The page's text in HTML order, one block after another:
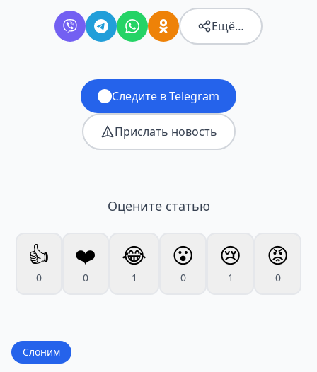
Ещё…
Следите в Telegram
Прислать новость
Оцените статью
👍
0
❤️
0
😂
1
😮
0
😢
1
😡
0
Слоним